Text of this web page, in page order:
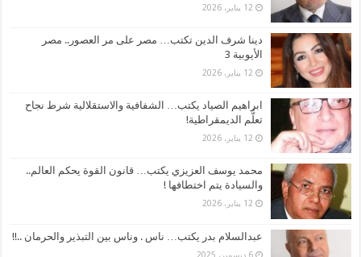
12 يناير، 2026
دينا شرف الدين تكتب… مصر على مر العصور.. مصر
الأيوبية 3
12 يناير، 2026
ابراهيم الصياد يكتب… الشفافية والاستقلالية شرط نجاح
تعلُّم الديمقراطية!
12 يناير، 2026
محمد يوسف العزيزي يكتب… قانون القوة يحكم العالم..
والسيادة يتم اختطافها !
12 يناير، 2026
عبدالسلام بدر يكتب… ناس . وناس بين التبذير والحرمان ..!!
6 ديسمبر، 2025